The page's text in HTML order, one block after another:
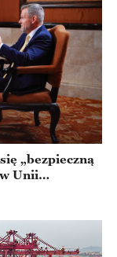
„bezpieczną
Unii